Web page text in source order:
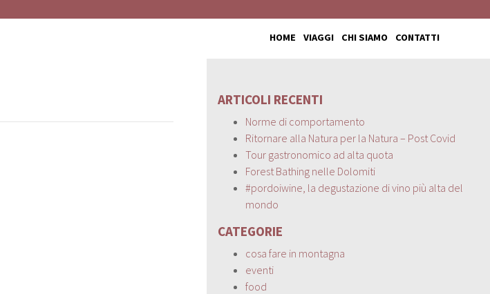
HOME VIAGGI CHI SIAMO CONTATTI
ARTICOLI RECENTI
Norme di comportamento
Ritornare alla Natura per la Natura – Post Covid
Tour gastronomico ad alta quota
Forest Bathing nelle Dolomiti
#pordoiwine, la degustazione di vino più alta del
mondo
CATEGORIE
cosa fare in montagna
eventi
food